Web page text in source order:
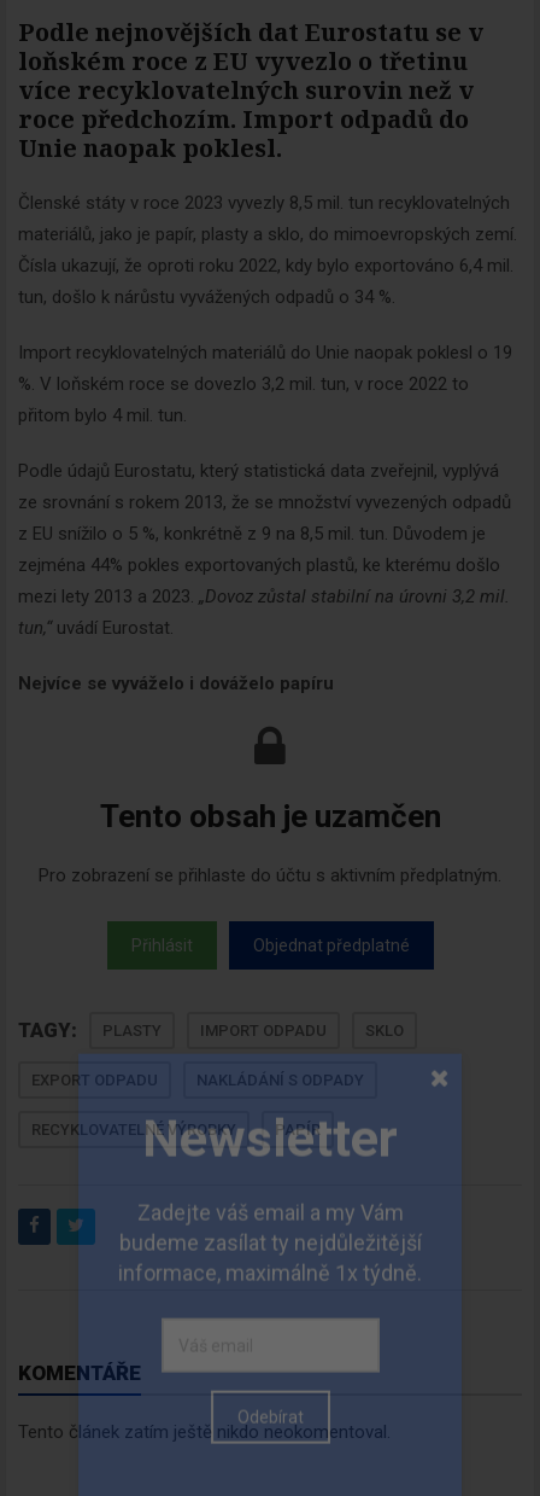
Podle nejnovějších dat Eurostatu se v
loňském roce z EU vyvezlo o třetinu
více recyklovatelných surovin než v
roce předchozím. Import odpadů do
Unie naopak poklesl.
Členské státy v roce 2023 vyvezly 8,5 mil. tun recyklovatelných
materiálů, jako je papír, plasty a sklo, do mimoevropských zemí.
Čísla ukazují, že oproti roku 2022, kdy bylo exportováno 6,4 mil.
tun, došlo k nárůstu vyvážených odpadů o 34 %.
Import recyklovatelných materiálů do Unie naopak poklesl o 19
%. V loňském roce se dovezlo 3,2 mil. tun, v roce 2022 to
přitom bylo 4 mil. tun.
Podle údajů Eurostatu, který statistická data zveřejnil, vyplývá
ze srovnání s rokem 2013, že se množství vyvezených odpadů
z EU snížilo o 5 %, konkrétně z 9 na 8,5 mil. tun. Důvodem je
zejména 44% pokles exportovaných plastů, ke kterému došlo
mezi lety 2013 a 2023. „Dovoz zůstal stabilní na úrovni 3,2 mil.
tun,“ uvádí Eurostat.
Nejvíce se vyváželo i dováželo papíru
Tento obsah je uzamčen
Pro zobrazení se přihlaste do účtu s aktivním předplatným.
Přihlásit Objednat předplatné
TAGY: PLASTY IMPORT ODPADU SKLO
EXPORT ODPADU NAKLÁDÁNÍ S ODPADY
RECYKLOVATELNÉ VÝROBKY PAPÍR
KOMENTÁŘE
Tento článek zatím ještě nikdo neokomentoval.